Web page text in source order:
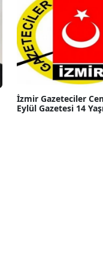
İzmir Gazeteciler
Eylül Gazetesi 14